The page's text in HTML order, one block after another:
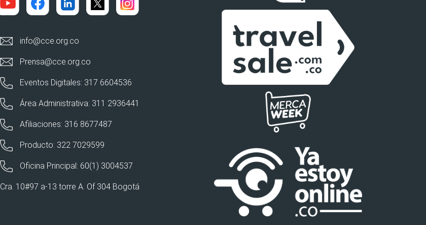
info@cce.org.co
Prensa@cce.org.co
Eventos Digitales: 317 6604536
Área Administrativa: 311 2936441
Afiliaciones: 316 8677487
Producto: 322 7029599
Oficina Principal: 60(1) 3004537
Cra. 10#97 a-13 torre A. Of 304 Bogotá